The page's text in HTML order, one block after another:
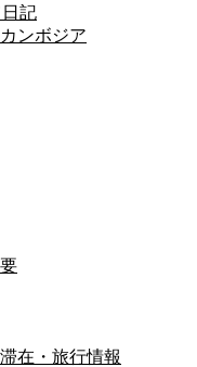
記
ンボジア
在・旅行情報